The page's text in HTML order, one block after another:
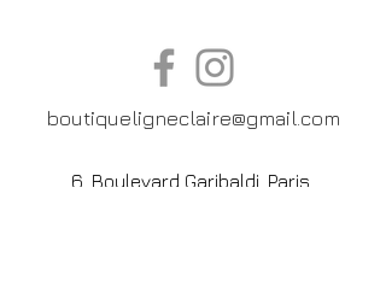
boutiqueligneclaire@gmail.com
6, Boulevard Garibaldi, Paris